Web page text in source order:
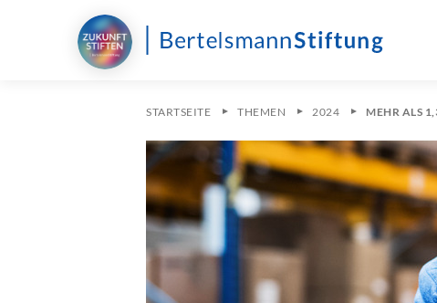
STARTSEITE THEMEN 2024 MEHR ALS